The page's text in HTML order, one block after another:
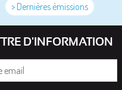
> Dernières émissions
D'INFORMATION